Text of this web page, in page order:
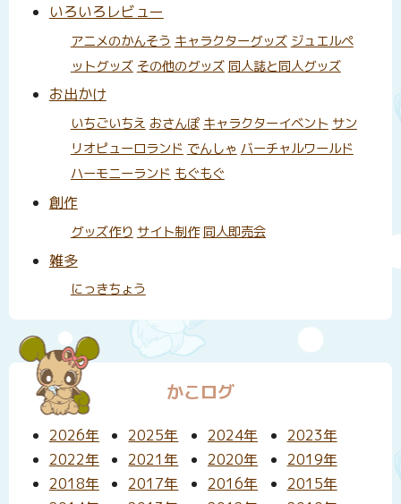
いろいろレビュー
アニメのかんそう キャラクターグッズ ジュエルペ
ットグッズ その他のグッズ 同人誌と同人グッズ
お出かけ
いちごいちえ おさんぽ キャラクターイベント サン
リオピューロランド でんしゃ バーチャルワールド
ハーモニーランド もぐもぐ
創作
グッズ作り サイト制作 同人即売会
雑多
にっきちょう
かこログ
2026年 2025年 2024年
2023年
2022年
2021年 2020年
2019年
2018年
2017年 2016年
2015年